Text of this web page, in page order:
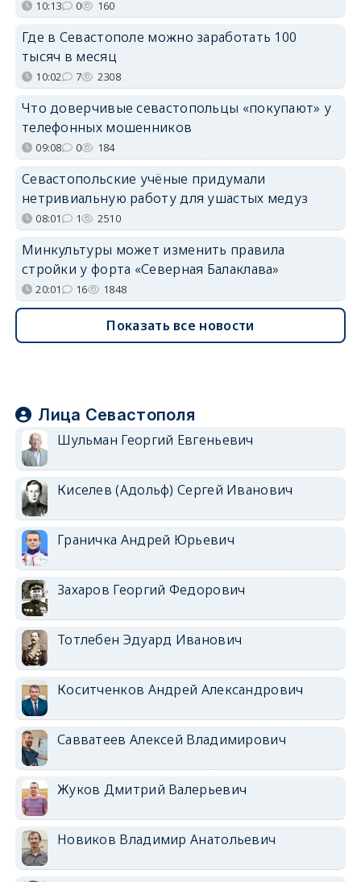
10:13 0 160
Где в Севастополе можно заработать 100
тысяч в месяц
10:02 7 2308
Что доверчивые севастопольцы «покупают» у
телефонных мошенников
09:08 0 184
Севастопольские учёные придумали
нетривиальную работу для ушастых медуз
08:01 1 2510
Минкультуры может изменить правила
стройки у форта «Северная Балаклава»
20:01 16 1848
Показать все новости
Лица Севастополя
Шульман Георгий Евгеньевич
Киселев (Адольф) Сергей Иванович
Граничка Андрей Юрьевич
Захаров Георгий Федорович
Тотлебен Эдуард Иванович
Коситченков Андрей Александрович
Савватеев Алексей Владимирович
Жуков Дмитрий Валерьевич
Новиков Владимир Анатольевич